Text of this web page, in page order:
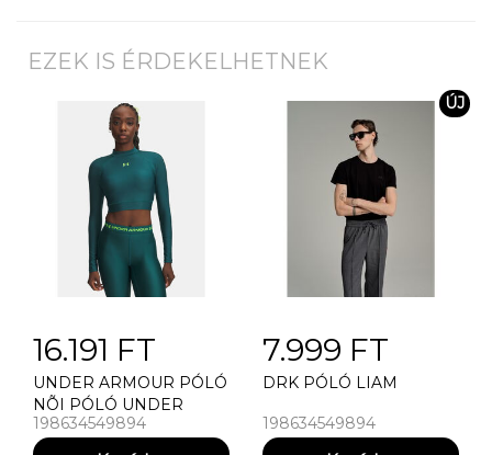
EZEK IS ÉRDEKELHETNEK
16.191 FT
UNDER ARMOUR PÓLÓ
NÕI PÓLÓ UNDER
ARMOUR HEATGEAR
CROP MOCK LS-GRN
198634549894
ÚJ
7.999 FT
DRK PÓLÓ LIAM
198634549894